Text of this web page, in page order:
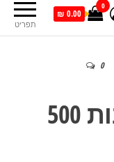
תפריט
0
0.00 ₪
0
נירוסטה 2 שכבות 500